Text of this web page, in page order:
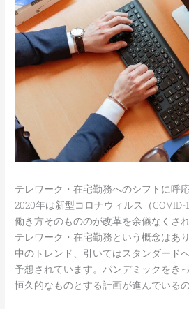
テレワーク・在宅勤務へのシフトに呼
2020年は新型コロナウィルス（COVID-
働き方そのもののが改革を余儀なくさ
テレワーク・在宅勤務という概念はあ
中のトレンド、引いてはスタンダード
予想されています。パンデミックをき
恒久的なものとする計画が進んでいるの